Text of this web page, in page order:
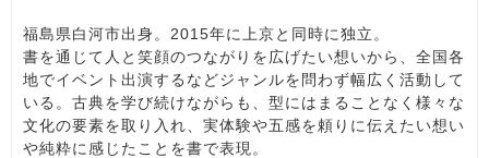
福島県白河市出身。2015年に上京と同時に独立。
書を通じて人と笑顔のつながりを広げたい想いから、全国各
地でイベント出演するなどジャンルを問わず幅広く活動して
いる。古典を学び続けながらも、型にはまることなく様々な
文化の要素を取り入れ、実体験や五感を頼りに伝えたい想い
や純粋に感じたことを書で表現。